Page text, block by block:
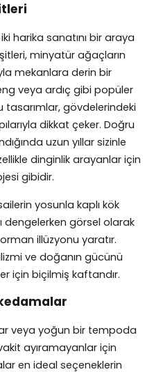
harika sanatını bir araya
minyatür ağaçların
mekanlara derin bir
veya ardıç gibi popüler
tasarımlar, gövdelerindeki
dikkat çeker. Doğru
uzun yıllar sizinle
dinginlik arayanlar için
gibidir.
yosunla kaplı kök
dengelerken görsel olarak
illüzyonu yaratır.
ve doğanın gücünü
için biçilmiş kaftandır.
veya yoğun bir tempoda
ayıramayanlar için
en ideal seçeneklerin